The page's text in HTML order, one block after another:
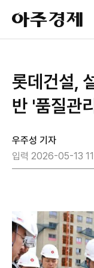
아
주
경
롯데건설,
반 '품질관
우주성 기자
입력 2026-05-13